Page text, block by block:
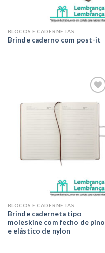
BLOCOS E CADERNETAS
Brinde caderno com post-it
aos meus
BLOCOS E CADERNETAS
Brinde caderneta tipo
moleskine com fecho de pino
e elástico de nylon